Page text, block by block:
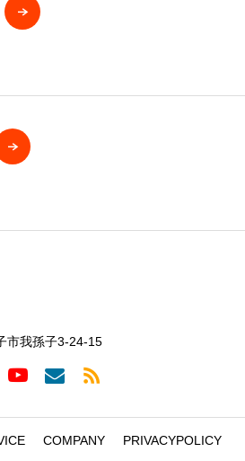
市我孫子3-24-15
COMPANY PRIVACYPOLICY